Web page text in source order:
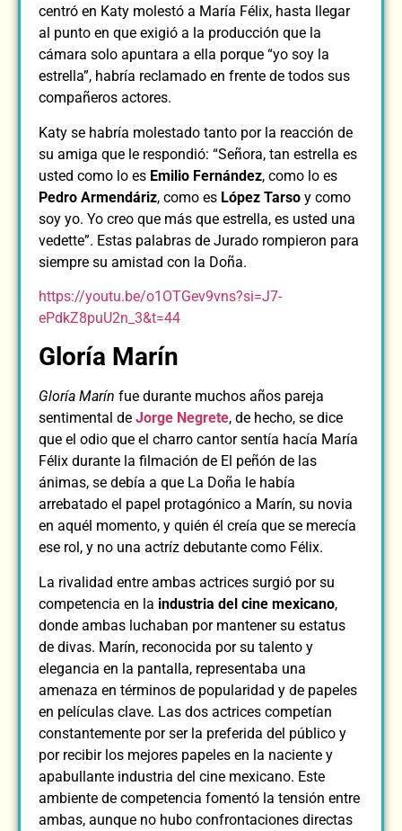
centró en Katy molestó a María Félix, hasta llegar
al punto en que exigió a la producción que la
cámara solo apuntara a ella porque “yo soy la
estrella”, habría reclamado en frente de todos sus
compañeros actores.
Katy se habría molestado tanto por la reacción de
su amiga que le respondió: “Señora, tan estrella es
usted como lo es Emilio Fernández, como lo es
Pedro Armendáriz, como es López Tarso y como
soy yo. Yo creo que más que estrella, es usted una
vedette”. Estas palabras de Jurado rompieron para
siempre su amistad con la Doña.
https://youtu.be/o1OTGev9vns?si=J7-
ePdkZ8puU2n_3&t=44
Gloría Marín
Gloría Marín fue durante muchos años pareja
sentimental de Jorge Negrete, de hecho, se dice
que el odio que el charro cantor sentía hacía María
Félix durante la filmación de El peñón de las
ánimas, se debía a que La Doña le había
arrebatado el papel protagónico a Marín, su novia
en aquél momento, y quién él creía que se merecía
ese rol, y no una actríz debutante como Félix.
La rivalidad entre ambas actrices surgió por su
competencia en la industria del cine mexicano,
donde ambas luchaban por mantener su estatus
de divas. Marín, reconocida por su talento y
elegancia en la pantalla, representaba una
amenaza en términos de popularidad y de papeles
en películas clave. Las dos actrices competían
constantemente por ser la preferida del público y
por recibir los mejores papeles en la naciente y
apabullante industria del cine mexicano. Este
ambiente de competencia fomentó la tensión entre
ambas, aunque no hubo confrontaciones directas